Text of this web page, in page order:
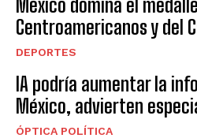
México domina el
Centroamericanos y del
DEPORTES
IA podría aumentar la
México, advierten
ÓPTICA POLÍTICA